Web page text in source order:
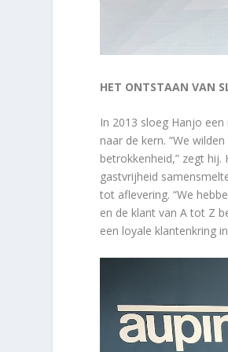
HET ONTSTAAN VAN
In 2013 sloeg Hanjo
naar de kern. “We
betrokkenheid,” zegt
gastvrijheid
tot aflevering. “We
en de klant van A tot Z
een loyale klantenkring